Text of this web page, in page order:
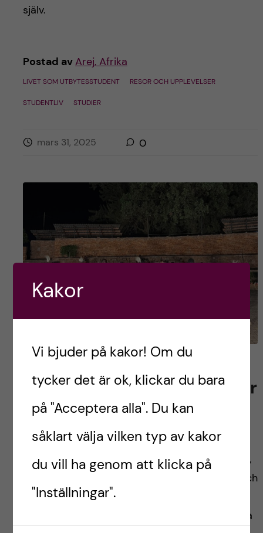
själv.
Postad avArej, Afrika
LIVET SOM UTBYTESSTUDENT RESOR OCH UPPLEVELSER
STUDENTLIV STUDIER
mars 31, 2025 0
Det Bästa Av Uganda:
Aktiviteter och Upplevelser
Du Inte Får Missa
om du någon gång får möjlighet att resa till
Uganda, tveka inte! Det är ett land som har allt,
både det lugna och det livliga, det historiska och
det moderna… I detta inlägg får du följa med
mig och upptäcka alla de fantastiska och roliga
Kakor
Vi bjuder på kakor! Om du
tycker det är ok, klickar du bara
på "Acceptera alla". Du kan
såklart välja vilken typ av kakor
du vill ha genom att klicka på
"Inställningar".